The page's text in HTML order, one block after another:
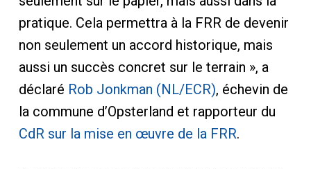
pratique. Cela permettra à la FRR de devenir
non seulement un accord historique, mais
aussi un succès concret sur le terrain », a
déclaré Rob Jonkman (NL/ECR), échevin de
la commune d’Opsterland et rapporteur du
CdR sur la mise en œuvre de la FRR.